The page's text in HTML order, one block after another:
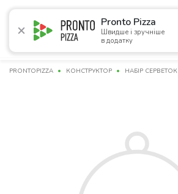
Pronto Pizza
Швидше і зручніше
в додатку
4.8
Акції Піца Суші Сети
PRONTOPIZZA КОНСТРУКТОР НАБІР СЕРВЕТОК